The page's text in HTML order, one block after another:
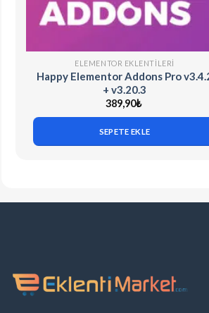
ELEMENTOR EKLENTILERI
Happy Elementor Addons Pro
+ v3.20.3
389,90₺
SEPETE EKLE